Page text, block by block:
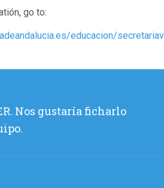
go to:
educacion/
Nos gustaría ficharlo